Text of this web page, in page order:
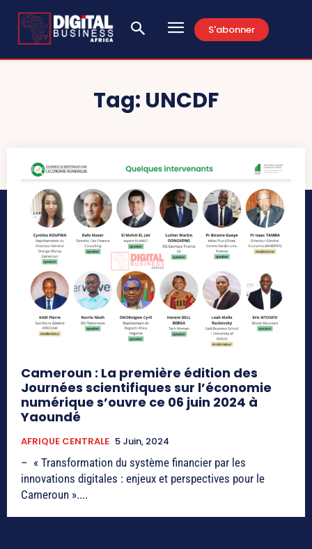
S'abonner
Tag: UNCDF
Cameroun : La première édition des
Journées scientifiques sur l’économie
numérique s’ouvre ce 06 juin 2024 à
Yaoundé
AFRIQUE CENTRALE 5 Juin, 2024
– « Transformation du système financier par les
innovations digitales : enjeux et perspectives pour le
Cameroun »....